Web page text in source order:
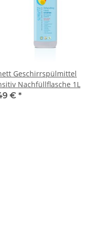
Geschirrspülmittel
Nachfüllflasche 1L
€ *